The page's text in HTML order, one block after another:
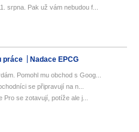
srpna. Pak už vám nebudou f...
práce Nadace EPCG
Pomohl mu obchod s Goog...
se připravují na n...
se zotavují, potíže ale j...